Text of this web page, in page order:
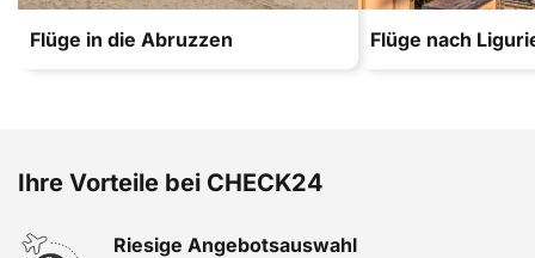
Flüge in die Abruzzen Flüge nach
Ihre Vorteile bei CHECK24
Riesige Angebotsauswahl